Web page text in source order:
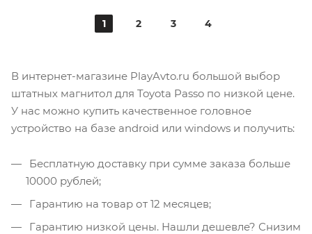
1 2 3 4
В интернет-магазине PlayAvto.ru большой выбор
штатных магнитол для Toyota Passo по низкой цене.
У нас можно купить качественное головное
устройство на базе android или windows и получить:
Бесплатную доставку при сумме заказа больше
10000 рублей;
Гарантию на товар от 12 месяцев;
Гарантию низкой цены. Нашли дешевле? Снизим